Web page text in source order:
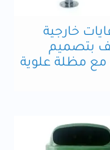
خارجية
بتصميم
مظلة علوية